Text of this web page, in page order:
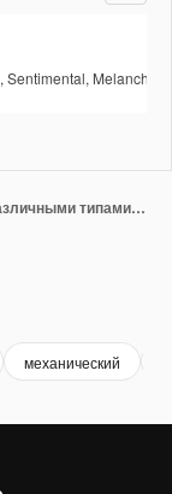
, Sentimental, Melancholic
Моушн-графика: декоративный фон с различными типами шестерен
механический